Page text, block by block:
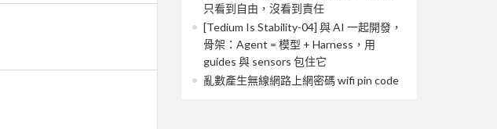
只看到自由，沒看到責任
[Tedium Is Stability-04] 與 AI 一起開發，
骨架：Agent = 模型 + Harness，用
guides 與 sensors 包住它
亂數產生無線網路上網密碼 wifi pin code